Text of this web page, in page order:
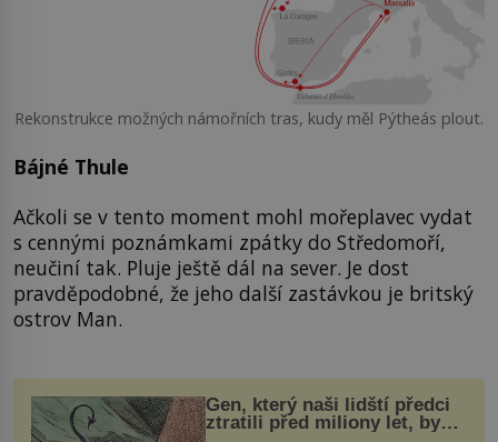
Rekonstrukce možných námořních tras, kudy měl Pýtheás plout.
Bájné Thule
Ačkoli se v tento moment mohl mořeplavec vydat
s cennými poznámkami zpátky do Středomoří,
neučiní tak. Pluje ještě dál na sever. Je dost
pravděpodobné, že jeho další zastávkou je britský
ostrov Man.
Gen, který naši lidští předci
ztratili před miliony let, by